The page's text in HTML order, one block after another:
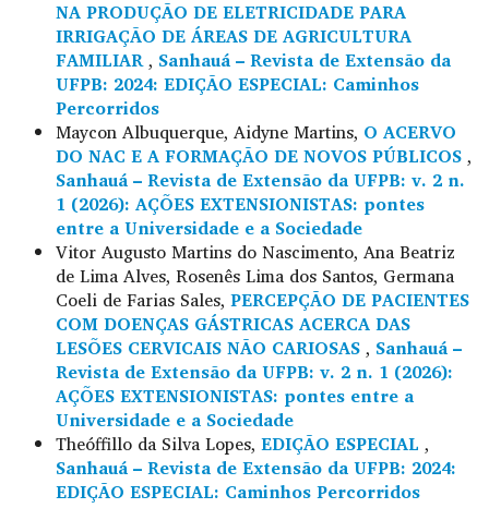
NA PRODUÇÃO DE ELETRICIDADE PARA
IRRIGAÇÃO DE ÁREAS DE AGRICULTURA
FAMILIAR, Sanhauá – Revista de Extensão da
UFPB: 2024: EDIÇÃO ESPECIAL: Caminhos
Percorridos
Maycon Albuquerque, Aidyne Martins, O ACERVO
DO NAC E A FORMAÇÃO DE NOVOS PÚBLICOS,
Sanhauá – Revista de Extensão da UFPB: v. 2 n.
1 (2026): AÇÕES EXTENSIONISTAS: pontes
entre a Universidade e a Sociedade
Vitor Augusto Martins do Nascimento, Ana Beatriz
de Lima Alves, Rosenês Lima dos Santos, Germana
Coeli de Farias Sales,PERCEPÇÃO DE PACIENTES
COM DOENÇAS GÁSTRICAS ACERCA DAS
LESÕES CERVICAIS NÃO CARIOSAS, Sanhauá –
Revista de Extensão da UFPB: v. 2 n. 1 (2026):
AÇÕES EXTENSIONISTAS: pontes entre a
Universidade e a Sociedade
Theóffillo da Silva Lopes,EDIÇÃO ESPECIAL,
Sanhauá – Revista de Extensão da UFPB: 2024:
EDIÇÃO ESPECIAL: Caminhos Percorridos